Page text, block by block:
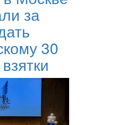
за
30